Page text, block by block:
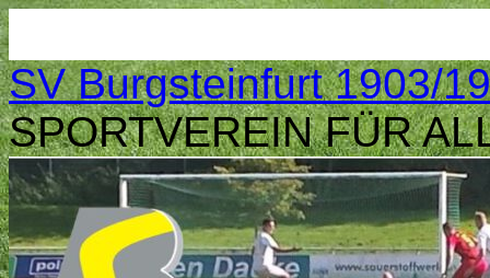
Zum
Inhalt
springen
SV Burgsteinfurt 1903/
SPORTVEREIN FÜR